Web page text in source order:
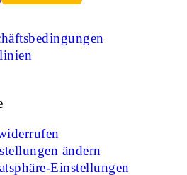
ändern
Einstellungen